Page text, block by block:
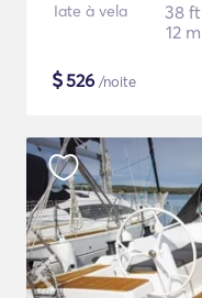
Iate à vela
38 ft
12 m
$526 /noite